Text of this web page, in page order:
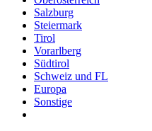
Salzburg
Steiermark
Tirol
Vorarlberg
Südtirol
Schweiz und FL
Europa
Sonstige